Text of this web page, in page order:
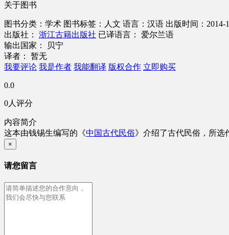
关于图书
图书分类：学术 图书标签：人文 语言：汉语 出版时间：2014-
出版社： 浙江古籍出版社 已译语言： 爱尔兰语
输出国家： 贝宁
译者： 暂无
我要评论 我是作者 我能翻译 版权合作 立即购买
0.0
0人评分
内容简介
这本由钱锡生编写的《中国古代民俗》介绍了古代民俗，所选
×
请您留言